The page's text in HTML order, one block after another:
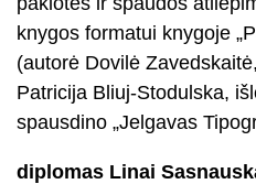
knygos formatui knygoje
(autorė Dovilė
Patricija Bliuj-Stodulska,
spausdino „Jelgavas
diplomas Linai